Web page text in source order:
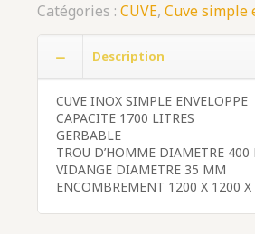
Catégories : CUVE, Cuve simple
Description
CUVE INOX SIMPLE ENVELOPPE
CAPACITE 1700 LITRES
GERBABLE
TROU D’HOMME DIAMETRE 400
VIDANGE DIAMETRE 35 MM
ENCOMBREMENT 1200 X 1200